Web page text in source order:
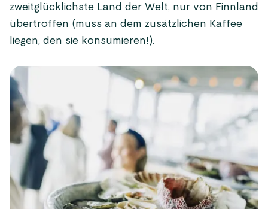
zweitglücklichste Land der Welt, nur von Finnland
übertroffen (muss an dem zusätzlichen Kaffee
liegen, den sie konsumieren!).